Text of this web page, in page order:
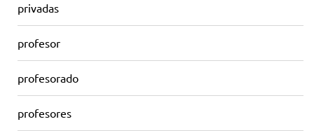
privadas
profesor
profesorado
profesores